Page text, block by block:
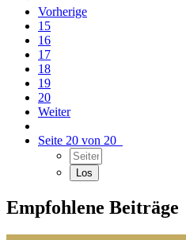
Vorherige
15
16
17
18
19
20
Weiter
Seite 20 von 20
Empfohlene Beiträge